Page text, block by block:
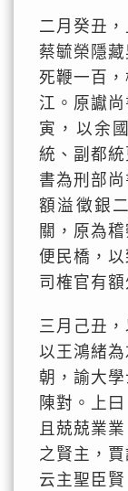
二月癸丑
蔡毓榮隱
死鞭一百
江。原讞
寅，以余
統、副都
書為刑部
額溢徵銀
關，原為
便民橋，
司榷官有
三月己丑
以王鴻緒
朝，諭大
陳對。上
且兢兢業
之賢主，
云主聖臣